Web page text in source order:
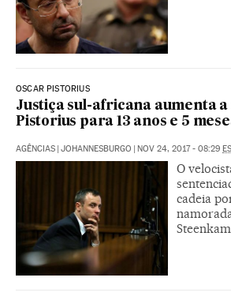
OSCAR PISTORIUS
Justiça sul-africana aumenta a
Pistorius para 13 anos e 5
AGÊNCIAS | JOHANNESBURGO | NOV 24, 2017 - 08:29
O
cadeia